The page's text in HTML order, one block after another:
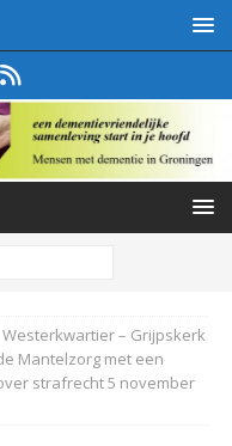
Westerkwartier – Grijpskerk
Mantelzorg met een
strafrecht 5 november